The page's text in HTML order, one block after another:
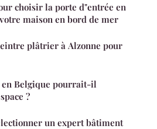
choisir la porte d"entrée en
maison en bord de mer
plâtrier à Alzonne pour
Belgique pourrait-il
?
un expert bâtiment